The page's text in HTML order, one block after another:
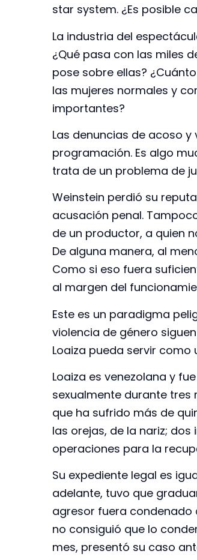
star system. ¿Es posible
La industria del
¿Qué pasa con las miles
pose sobre ellas?
las mujeres normales y
importantes?
Las denuncias de acoso
programación. Es algo
trata de un problema de
Weinstein perdió su
acusación penal.
de un productor, a quien
De alguna manera, al
Como si eso fuera
al margen del
Este es un paradigma
violencia de género
Loaiza pueda servir como
Loaiza es venezolana y
sexualmente durante tres
que ha sufrido más de
las orejas, de la nariz;
operaciones para la
Su expediente legal es
adelante, tuvo que
agresor fuera condenado
no consiguió que lo
mes, presentó su caso